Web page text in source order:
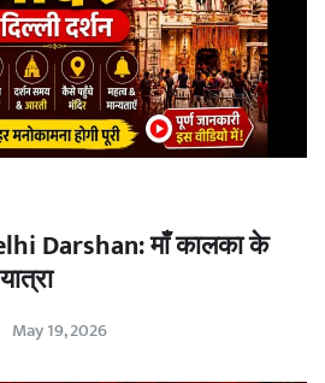
Darshan: माँ कालका के
May 19, 2026